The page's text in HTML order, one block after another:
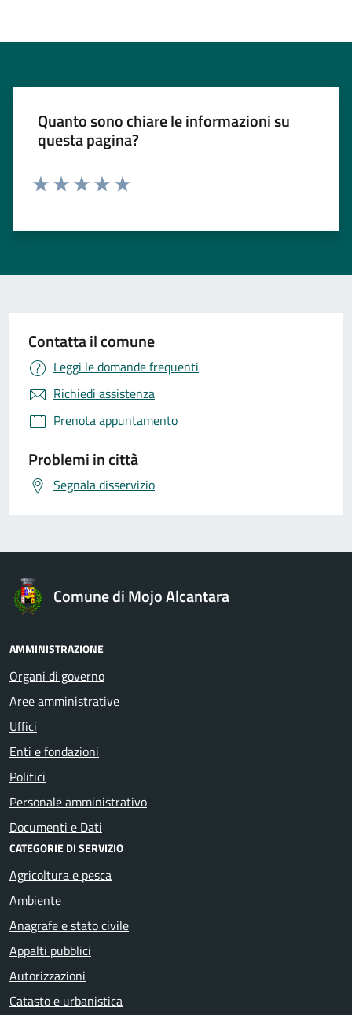
Quanto sono chiare le informazioni su
questa pagina?
Contatta il comune
Leggi le domande frequenti
Richiedi assistenza
Prenota appuntamento
Problemi in città
Segnala disservizio
Comune di Mojo Alcantara
AMMINISTRAZIONE
Organi di governo
Aree amministrative
Uffici
Enti e fondazioni
Politici
Personale amministrativo
Documenti e Dati
CATEGORIE DI SERVIZIO
Agricoltura e pesca
Ambiente
Anagrafe e stato civile
Appalti pubblici
Autorizzazioni
Catasto e urbanistica